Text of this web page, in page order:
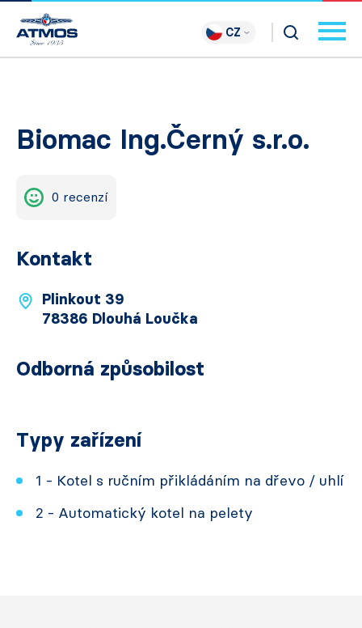
CZ
Biomac Ing.Černý s.r.o.
0 recenzí
Kontakt
Plinkout 39
78386 Dlouhá Loučka
Odborná způsobilost
Typy zařízení
1 - Kotel s ručním přikládáním na dřevo / uhlí
2 - Automatický kotel na pelety